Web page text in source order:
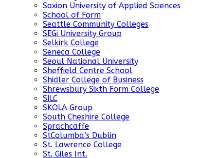
Saxion University of Applied Sciences
School of Form
Seattle Community Colleges
SEGi University Group
Selkirk College
Seneca College
Seoul National University
Sheffield Centre School
Shidler College of Business
Shrewsbury Sixth Form College
SILC
SKOLA Group
South Cheshire College
Sprachcaffe
StColumba’s Dublin
St. Lawrence College
St. Giles Int.